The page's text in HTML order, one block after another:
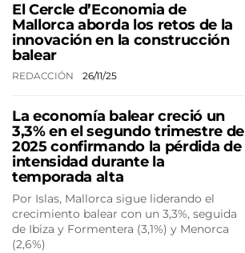
El Cercle d’Economia de
Mallorca aborda los retos de la
innovación en la construcción
balear
REDACCIÓN 26/11/25
La economía balear creció un
3,3% en el segundo trimestre de
2025 confirmando la pérdida de
intensidad durante la
temporada alta
Por Islas, Mallorca sigue liderando el
crecimiento balear con un 3,3%, seguida
de Ibiza y Formentera (3,1%) y Menorca
(2,6%)